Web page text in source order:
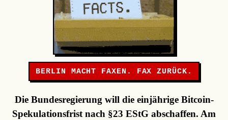
BERLIN MACHT FAXEN. FAX ZURÜCK.
Die Bundesregierung will die einjährige Bitcoin-
Spekulationsfrist nach §23 EStG abschaffen. Am